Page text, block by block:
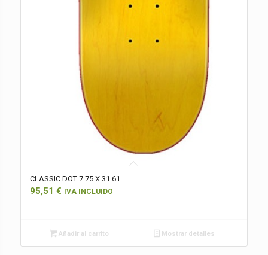
CLASSIC DOT 7.75 X 31.61
95,51 € IVA INCLUIDO
Añadir al carrito Mostrar detalles